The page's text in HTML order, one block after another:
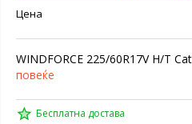
Цена
WINDFORCE 225/60R17V H/T
повеќе
Бесплатна достава